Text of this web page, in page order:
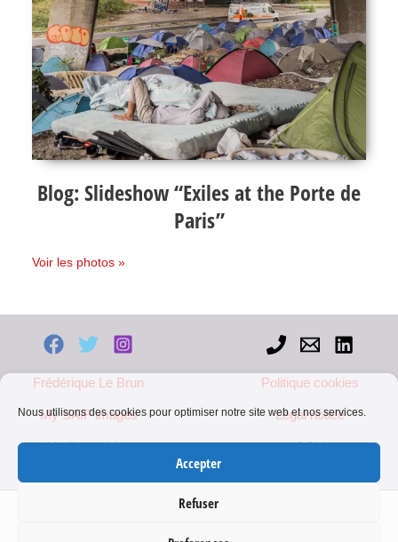
Nous utilisons des cookies pour optimiser notre site web et nos services.
Accepter
Refuser
Blog: Slideshow “Exiles at the Porte de
Paris”
at
the
Porte
de
Paris”
Voir les photos »
Frédérique Le Brun
My SAIF images
Mediapart blog
Politique cookies
Legal notice
CGV